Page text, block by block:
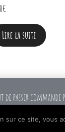
de passer
€
Lire la suite
sur ce site, vous